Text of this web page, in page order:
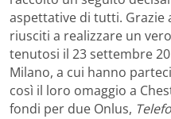
aspettative di tutti. Grazie
riusciti a realizzare un
tenutosi il 23 settembre
Milano, a cui hanno
così il loro omaggio a
fondi per due Onlus,